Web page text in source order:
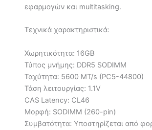
εφαρμογών και multitasking.
Τεχνικά χαρακτηριστικά:
Χωρητικότητα: 16GB
Τύπος μνήμης: DDR5 SODIMM
Ταχύτητα: 5600 MT/s (PC5-44800)
Τάση λειτουργίας: 1.1V
CAS Latency: CL46
Μορφή: SODIMM (260-pin)
Συμβατότητα: Υποστηρίζεται από